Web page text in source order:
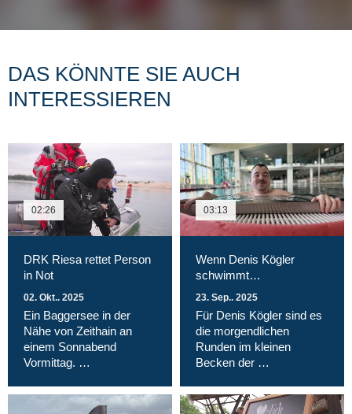
DAS KÖNNTE SIE AUCH
INTERESSIEREN
02:26
DRK Riesa rettet Person
in Not
02. Okt.. 2025
Ein Baggersee in der
Nähe von Zeithain an
einem Sonnabend
Vormittag. …
03:13
Wenn Denis Kögler
schwimmt…
23. Sep.. 2025
Für Denis Kögler sind es
die morgendlichen
Runden im kleinen
Becken der …